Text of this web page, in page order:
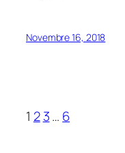
Novembre 16, 2018
1 2 3… 6